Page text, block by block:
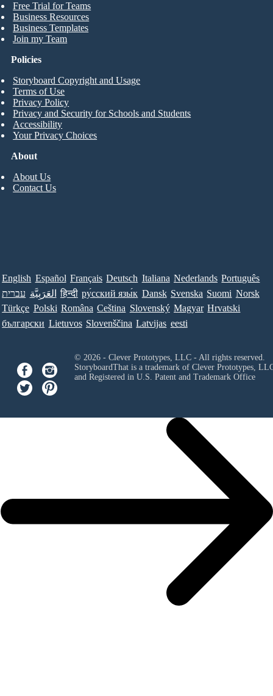
Free Trial for Teams
Business Resources
Business Templates
Join my Team
About
About Us
Contact Us
Policies
Storyboard Copyright and Usage
Terms of Use
Privacy Policy
Privacy and Security for Schools and Students
Accessibility
Your Privacy Choices
English Español Français Deutsch Italiana Nederlands Português
עברית العَرَبِيَّة हिन्दी ру́сский язы́к Dansk Svenska Suomi Norsk
Türkçe Polski Româna Ceština Slovenský Magyar Hrvatski
български Lietuvos Slovenščina Latvijas eesti
© 2026 - Clever Prototypes, LLC - All rights reserved.
StoryboardThat is a trademark of Clever Prototypes,
and Registered in U.S. Patent and Trademark Office